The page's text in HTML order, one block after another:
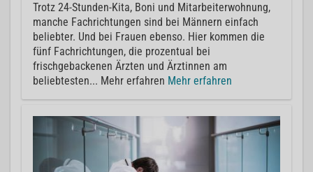
Trotz 24-Stunden-Kita, Boni und Mitarbeiterwohnung,
manche Fachrichtungen sind bei Männern einfach
beliebter. Und bei Frauen ebenso. Hier kommen die
fünf Fachrichtungen, die prozentual bei
frischgebackenen Ärzten und Ärztinnen am
beliebtesten... Mehr erfahren Mehr erfahren